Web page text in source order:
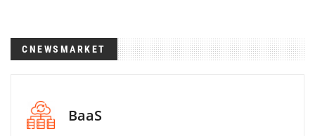
CNEWSMARKET
BaaS